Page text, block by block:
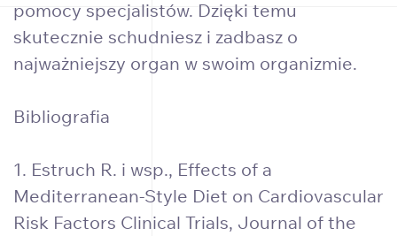
pomocy specjalistów. Dzięki temu
skutecznie schudniesz i zadbasz o
najważniejszy organ w swoim organizmie.
Bibliografia
1. Estruch R. i wsp., Effects of a
Mediterranean-Style Diet on Cardiovascular
Risk Factors Clinical Trials, Journal of the